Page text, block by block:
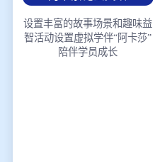
设置丰富的故事场景和趣味益
智活动设置虚拟学伴“阿卡莎”
陪伴学员成长